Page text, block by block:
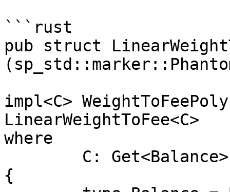
```rust
pub struct
impl<C>
LinearWeightToFee<C>
where
{